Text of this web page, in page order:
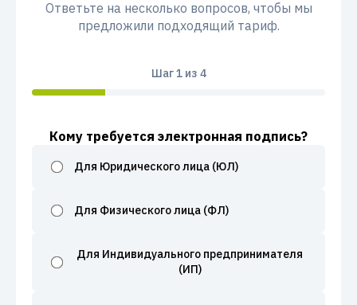
Ответьте на несколько вопросов, чтобы мы
предложили подходящий тариф.
Шаг1из 4
Кому требуется электронная подпись?
Для Юридического лица (ЮЛ)
Для Физического лица (ФЛ)
Для Индивидуального предпринимателя
(ИП)